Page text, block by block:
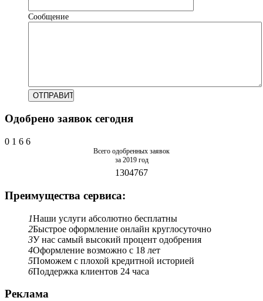
Сообщение
Одобрено заявок сегодня
0 1 6 6
Всего одобренных заявок
за 2019 год
1304767
Преимущества сервиса:
1Наши услуги абсолютно бесплатны
2Быстрое оформление онлайн круглосуточно
3У нас самый высокий процент одобрения
4Оформление возможно с 18 лет
5Поможем с плохой кредитной историей
6Поддержка клиентов 24 часа
Реклама